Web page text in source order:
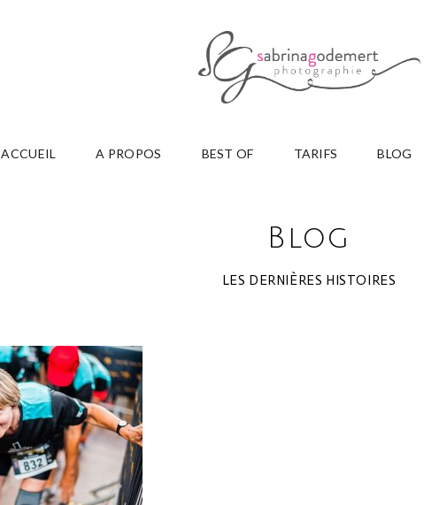
ACCUEIL A PROPOS BEST OF TARIFS BLOG
Blog
LES DERNIÈRES HISTOIRES